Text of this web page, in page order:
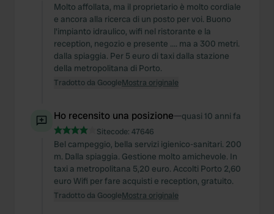
Molto affollata, ma il proprietario è molto cordiale
e ancora alla ricerca di un posto per voi. Buono
l'impianto idraulico, wifi nel ristorante e la
reception, negozio e presente .... ma a 300 metri.
dalla spiaggia. Per 5 euro di taxi dalla stazione
della metropolitana di Porto.
Tradotto da GoogleMostra originale
Ho recensito una posizione—quasi 10 anni fa
Sitecode: 47646
Bel campeggio, bella servizi igienico-sanitari. 200
m. Dalla spiaggia. Gestione molto amichevole. In
taxi a metropolitana 5,20 euro. Accolti Porto 2,60
euro Wifi per fare acquisti e reception, gratuito.
Tradotto da GoogleMostra originale